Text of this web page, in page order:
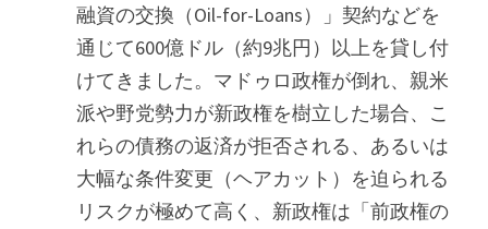
融資の交換（Oil-for-Loans）」契約などを
通じて600億ドル（約9兆円）以上を貸し付
けてきました。マドゥロ政権が倒れ、親米
派や野党勢力が新政権を樹立した場合、こ
れらの債務の返済が拒否される、あるいは
大幅な条件変更（ヘアカット）を迫られる
リスクが極めて高く、新政権は「前政権の